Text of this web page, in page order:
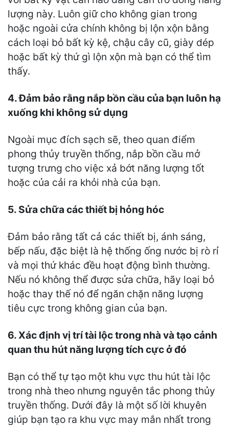
lượng này. Luôn giữ cho không gian trong
hoặc ngoài cửa chính không bị lộn xộn bằng
cách loại bỏ bất kỳ kệ, chậu cây cũ, giày dép
hoặc bất kỳ thứ gì lộn xộn mà bạn có thể tìm
thấy.
4. Đảm bảo rằng nắp bồn cầu của bạn luôn hạ
xuống khi không sử dụng
Ngoài mục đích sạch sẽ, theo quan điểm
phong thủy truyền thống, nắp bồn cầu mở
tượng trưng cho việc xả bớt năng lượng tốt
hoặc của cải ra khỏi nhà của bạn.
5. Sửa chữa các thiết bị hỏng hóc
Đảm bảo rằng tất cả các thiết bị, ánh sáng,
bếp nấu, đặc biệt là hệ thống ống nước bị rò rỉ
và mọi thứ khác đều hoạt động bình thường.
Nếu nó không thể được sửa chữa, hãy loại bỏ
hoặc thay thế nó để ngăn chặn năng lượng
tiêu cực trong không gian của bạn.
6. Xác định vị trí tài lộc trong nhà và tạo cảnh
quan thu hút năng lượng tích cực ở đó
Bạn có thể tự tạo một khu vực thu hút tài lộc
trong nhà theo nhưng nguyên tắc phong thủy
truyền thống. Dưới đây là một số lời khuyên
giúp bạn tạo ra khu vực may mắn nhất trong